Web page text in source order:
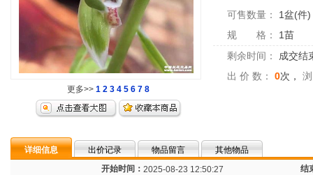
更多>> 1 2 3 4 5 6 7 8
可售数量： 1盆(件)
规 格：
1苗
剩余时间：
成交结
出 价 数：
0次，
详细信息 出价记录 物品留言
其他物品
开始时间： 2025-08-23 12:50:27 结